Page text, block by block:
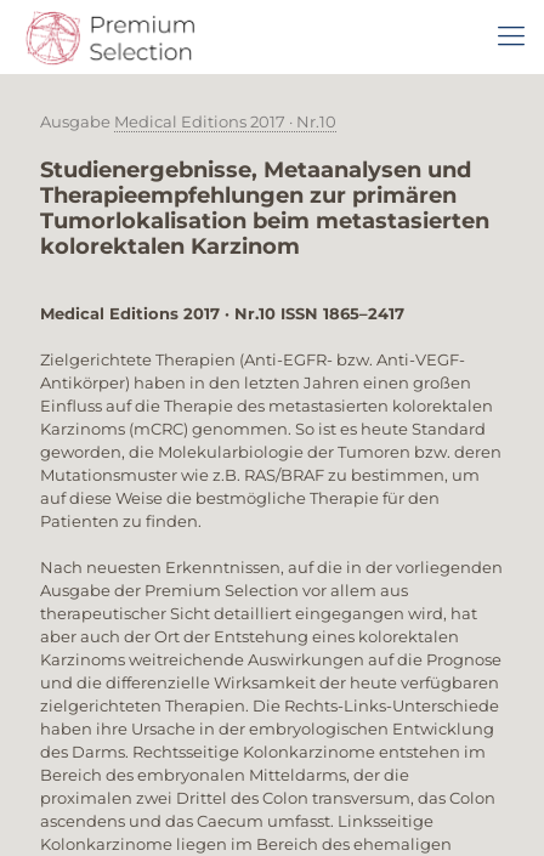
Ausgabe Medical Editions 2017 · Nr.10
Studienergebnisse, Metaanalysen und
Therapieempfehlungen zur primären
Tumorlokalisation beim metastasierten
kolorektalen Karzinom
Medical Editions 2017 · Nr.10 ISSN 1865–2417
Zielgerichtete Therapien (Anti-EGFR- bzw. Anti-VEGF-
Antikörper) haben in den letzten Jahren einen großen
Einfluss auf die Therapie des metastasierten kolorektalen
Karzinoms (mCRC) genommen. So ist es heute Standard
geworden, die Molekularbiologie der Tumoren bzw. deren
Mutationsmuster wie z.B. RAS/BRAF zu bestimmen, um
auf diese Weise die bestmögliche Therapie für den
Patienten zu finden.
Nach neuesten Erkenntnissen, auf die in der vorliegenden
Ausgabe der Premium Selection vor allem aus
therapeutischer Sicht detailliert eingegangen wird, hat
aber auch der Ort der Entstehung eines kolorektalen
Karzinoms weitreichende Auswirkungen auf die Prognose
und die differenzielle Wirksamkeit der heute verfügbaren
zielgerichteten Therapien. Die Rechts-Links-Unterschiede
haben ihre Ursache in der embryologischen Entwicklung
des Darms. Rechtsseitige Kolonkarzinome entstehen im
Bereich des embryonalen Mitteldarms, der die
proximalen zwei Drittel des Colon transversum, das Colon
ascendens und das Caecum umfasst. Linksseitige
Kolonkarzinome liegen im Bereich des ehemaligen